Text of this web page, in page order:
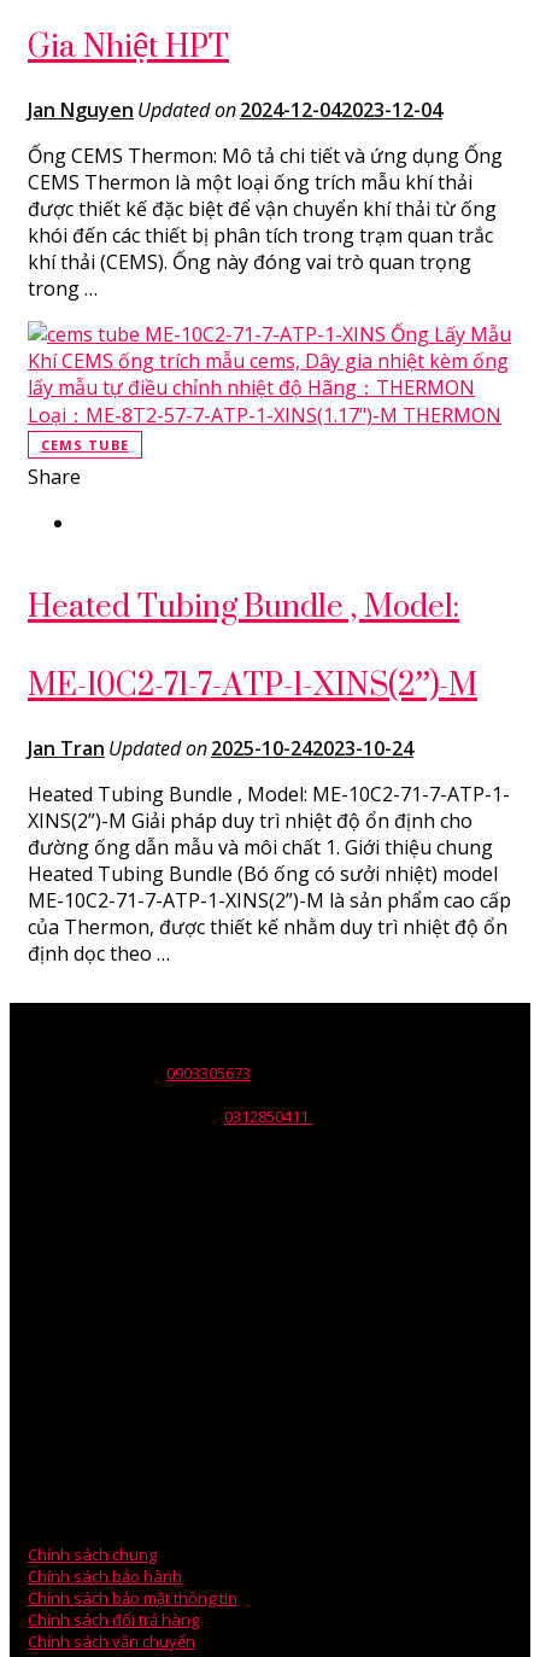
Gia Nhiệt HPT
Jan Nguyen Updated on2024-12-042023-12-04
Ống CEMS Thermon: Mô tả chi tiết và ứng dụng Ống
CEMS Thermon là một loại ống trích mẫu khí thải
được thiết kế đặc biệt để vận chuyển khí thải từ ống
khói đến các thiết bị phân tích trong trạm quan trắc
khí thải (CEMS). Ống này đóng vai trò quan trọng
trong …
CEMS TUBE
Share
Heated Tubing Bundle , Model:
ME-10C2-71-7-ATP-1-XINS(2”)-M
Jan Tran Updated on2025-10-242023-10-24
Heated Tubing Bundle , Model: ME-10C2-71-7-ATP-1-
XINS(2”)-M Giải pháp duy trì nhiệt độ ổn định cho
đường ống dẫn mẫu và môi chất 1. Giới thiệu chung
Heated Tubing Bundle (Bó ống có sưởi nhiệt) model
ME-10C2-71-7-ATP-1-XINS(2”)-M là sản phẩm cao cấp
của Thermon, được thiết kế nhằm duy trì nhiệt độ ổn
định dọc theo …
0903305673
0312850411
Chính sách chung
Chính sách bảo hành
Chính sách bảo mật thông tin
Chính sách đổi trả hàng
Chính sách vận chuyển